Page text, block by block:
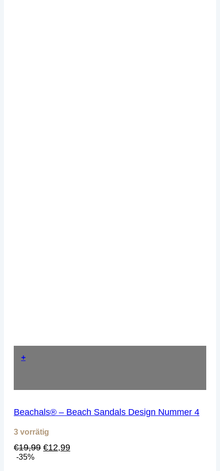
+
Beachals® – Beach Sandals Design Nummer 4
3 vorrätig
€19,99 Ursprünglicher
€12,99Aktueller
-35%